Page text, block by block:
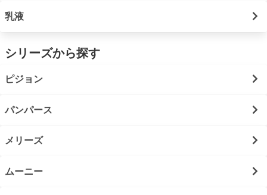
乳液
シリーズから探す
ピジョン
パンパース
メリーズ
ムーニー